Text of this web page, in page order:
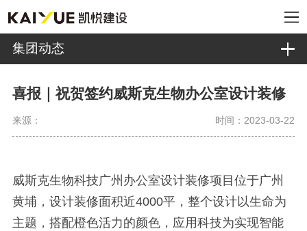
集团动态
喜报｜祝贺签约威斯克生物办公室设计装修
来源： 时间：2023-03-22
威斯克生物科技广州办公室设计装修项目位于广州
黄埔，设计装修面积近4000平，整个设计以生命为
主题，搭配橙色活力的颜色，应用科技为实现智能